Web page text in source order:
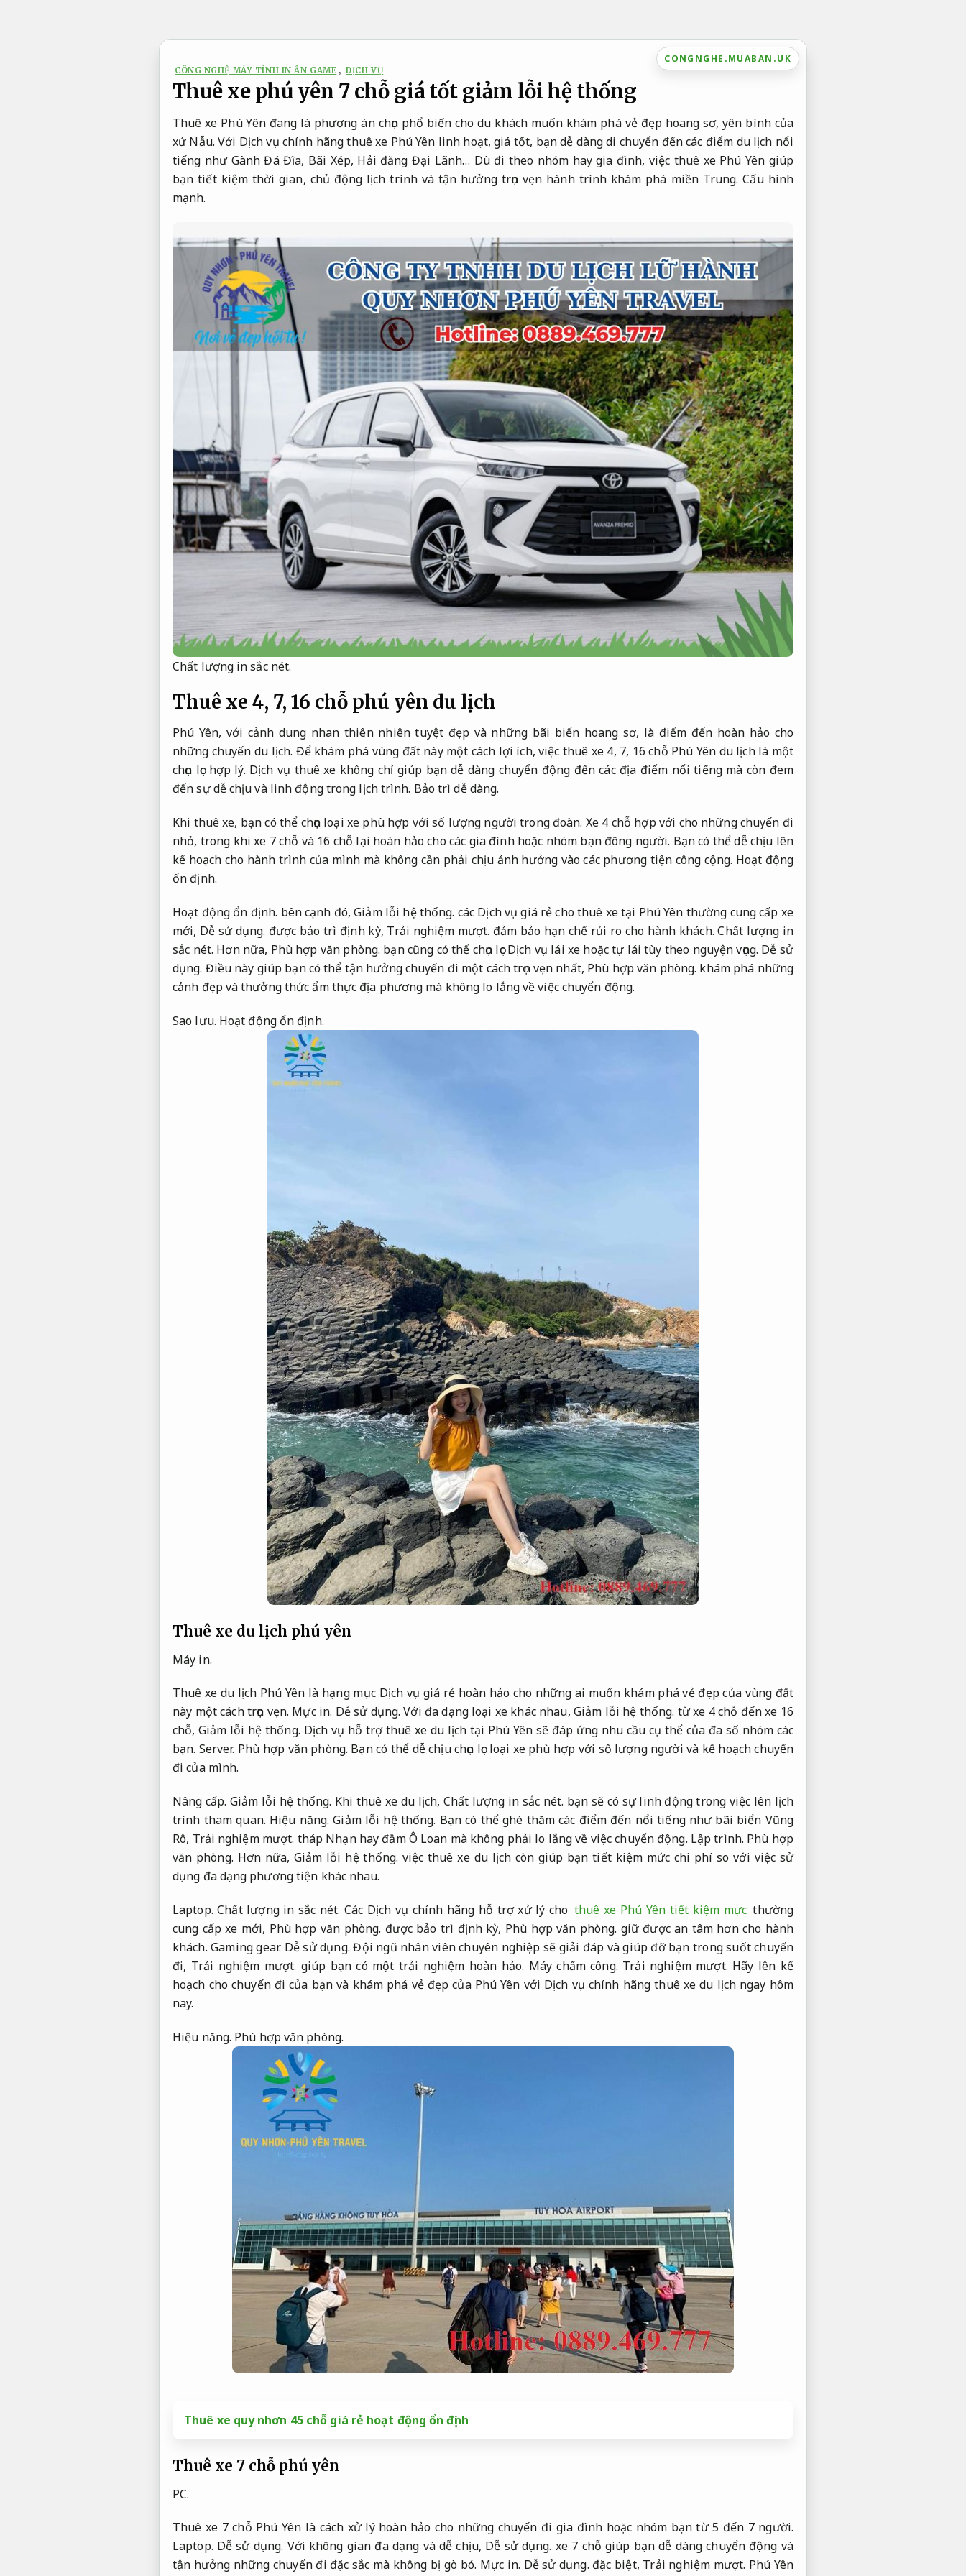
CONGNGHE.MUABAN.UK
CÔNG NGHỆ MÁY TÍNH IN ẤN GAME , DỊCH VỤ
Thuê xe phú yên 7 chỗ giá tốt giảm lỗi hệ thống
Thuê xe Phú Yên đang là phương án chọn phổ biến cho du khách muốn khám phá vẻ đẹp hoang sơ, yên bình của
xứ Nẫu. Với Dịch vụ chính hãng thuê xe Phú Yên linh hoạt, giá tốt, bạn dễ dàng di chuyển đến các điểm du lịch nổi
tiếng như Gành Đá Đĩa, Bãi Xép, Hải đăng Đại Lãnh… Dù đi theo nhóm hay gia đình, việc thuê xe Phú Yên giúp
bạn tiết kiệm thời gian, chủ động lịch trình và tận hưởng trọn vẹn hành trình khám phá miền Trung.Cấu hình
mạnh.
Chất lượng in sắc nét.
Thuê xe 4, 7, 16 chỗ phú yên du lịch
Phú Yên, với cảnh dung nhan thiên nhiên tuyệt đẹp và những bãi biển hoang sơ, là điểm đến hoàn hảo cho
những chuyến du lịch. Để khám phá vùng đất này một cách lợi ích, việc thuê xe 4, 7, 16 chỗ Phú Yên du lịch là một
chọn lọc hợp lý. Dịch vụ thuê xe không chỉ giúp bạn dễ dàng chuyển động đến các địa điểm nổi tiếng mà còn đem
đến sự dễ chịu và linh động trong lịch trình. Bảo trì dễ dàng.
Khi thuê xe, bạn có thể chọn loại xe phù hợp với số lượng người trong đoàn. Xe 4 chỗ hợp với cho những chuyến đi
nhỏ, trong khi xe 7 chỗ và 16 chỗ lại hoàn hảo cho các gia đình hoặc nhóm bạn đông người. Bạn có thể dễ chịu lên
kế hoạch cho hành trình của mình mà không cần phải chịu ảnh hưởng vào các phương tiện công cộng. Hoạt động
ổn định.
Hoạt động ổn định. bên cạnh đó,Giảm lỗi hệ thống. các Dịch vụ giá rẻ cho thuê xe tại Phú Yên thường cung cấp xe
mới, Dễ sử dụng. được bảo trì định kỳ, Trải nghiệm mượt. đảm bảo hạn chế rủi ro cho hành khách.Chất lượng in
sắc nét. Hơn nữa, Phù hợp văn phòng. bạn cũng có thể chọn lọc Dịch vụ lái xe hoặc tự lái tùy theo nguyện vọng. Dễ sử
dụng. Điều này giúp bạn có thể tận hưởng chuyến đi một cách trọn vẹn nhất, Phù hợp văn phòng. khám phá những
cảnh đẹp và thưởng thức ẩm thực địa phương mà không lo lắng về việc chuyển động.
Sao lưu. Hoạt động ổn định.
Thuê xe du lịch phú yên
Máy in.
Thuê xe du lịch Phú Yên là hạng mục Dịch vụ giá rẻ hoàn hảo cho những ai muốn khám phá vẻ đẹp của vùng đất
này một cách trọn vẹn. Mực in. Dễ sử dụng. Với đa dạng loại xe khác nhau, Giảm lỗi hệ thống. từ xe 4 chỗ đến xe 16
chỗ,Giảm lỗi hệ thống. Dịch vụ hỗ trợ thuê xe du lịch tại Phú Yên sẽ đáp ứng nhu cầu cụ thể của đa số nhóm các
bạn. Server. Phù hợp văn phòng. Bạn có thể dễ chịu chọn lọc loại xe phù hợp với số lượng người và kế hoạch chuyến
đi của mình.
Nâng cấp. Giảm lỗi hệ thống. Khi thuê xe du lịch, Chất lượng in sắc nét. bạn sẽ có sự linh động trong việc lên lịch
trình tham quan. Hiệu năng. Giảm lỗi hệ thống. Bạn có thể ghé thăm các điểm đến nổi tiếng như bãi biển Vũng
Rô, Trải nghiệm mượt. tháp Nhạn hay đầm Ô Loan mà không phải lo lắng về việc chuyển động. Lập trình. Phù hợp
văn phòng. Hơn nữa,Giảm lỗi hệ thống. việc thuê xe du lịch còn giúp bạn tiết kiệm mức chi phí so với việc sử
dụng đa dạng phương tiện khác nhau.
Laptop. Chất lượng in sắc nét. Các Dịch vụ chính hãng hỗ trợ xử lý cho thuê xe Phú Yên tiết kiệm mực thường
cung cấp xe mới, Phù hợp văn phòng. được bảo trì định kỳ, Phù hợp văn phòng. giữ được an tâm hơn cho hành
khách.Gaming gear. Dễ sử dụng. Đội ngũ nhân viên chuyên nghiệp sẽ giải đáp và giúp đỡ bạn trong suốt chuyến
đi, Trải nghiệm mượt. giúp bạn có một trải nghiệm hoàn hảo. Máy chấm công. Trải nghiệm mượt. Hãy lên kế
hoạch cho chuyến đi của bạn và khám phá vẻ đẹp của Phú Yên với Dịch vụ chính hãng thuê xe du lịch ngay hôm
nay.
Hiệu năng. Phù hợp văn phòng.
Thuê xe quy nhơn 45 chỗ giá rẻ hoạt động ổn định
Thuê xe 7 chỗ phú yên
PC.
Thuê xe 7 chỗ Phú Yên là cách xử lý hoàn hảo cho những chuyến đi gia đình hoặc nhóm bạn từ 5 đến 7 người.
Laptop. Dễ sử dụng. Với không gian đa dạng và dễ chịu, Dễ sử dụng. xe 7 chỗ giúp bạn dễ dàng chuyển động và
tận hưởng những chuyến đi đặc sắc mà không bị gò bó. Mực in. Dễ sử dụng. đặc biệt, Trải nghiệm mượt. Phú Yên